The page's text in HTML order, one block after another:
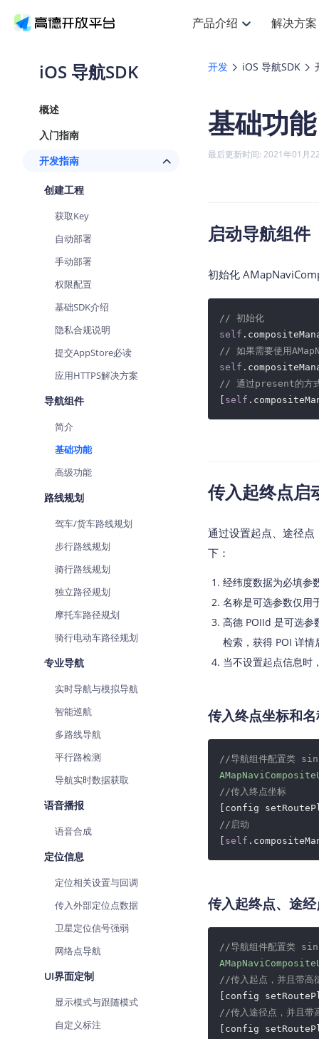
产品介绍
产品介绍 搜索定位
搜索 HOT
位置、周边、行政区、ID等查询
JS Android iOS
地理/逆地理编码
位置名称与经纬度之间转换服务
地理围栏
Android iOS
天气查询
查询目标区域当前/未来天气
智能硬件定位
通过基站、Wifi获取位置信息
解决方案
解决方案 提供LBS领域的Agent解决方案
提供智能守护与运动出行解决方
智能眼镜实时导航及智慧出行解
智能两轮车 NEW
手机银行 NEW
文档与支持 API
Web高级服务API
定价 产品定价
技术服务许可
Android定位
浏览器定位
认证开发商
iOS 导航SDK
概述
入门指南
开发指南
创建工程
获取Key
自动部署
手动部署
权限配置
基础SDK介绍
隐私合规说明
提交AppStore必读
应用HTTPS解决方案
导航组件
简介
基础功能
高级功能
路线规划
驾车/货车路线规划
步行路线规划
骑行路线规划
独立路径规划
摩托车路径规划
骑行电动车路径规划
专业导航
实时导航与模拟导航
智能巡航
多路线导航
平行路检测
导航实时数据获取
语音播报
语音合成
定位信息
定位相关设置与回调
传入外部定位点数据
卫星定位信号强弱
网络点导航
UI界面定制
显示模式与跟随模式
自定义标注
开发 iOS 导航SDK
基础功能
最后更新时间: 2021年01月
启动导航组件
初始化
// 初始化
self
// 如果需要使用
self
// 通过present的方式
self
传入起终点启
通过设置起点、途径
下：
经纬度数据为必填参
名称是可选参数仅用
高德 POIId 是可选参
检索，获得 POI 详
当不设置起点信息时
传入终点坐标和
//导航组件配置类
//传入终点坐标
[config
//启动
self
传入起终点、途
//导航组件配置类
//传入起点，并且带高
[config
//传入途径点，并且带
[config